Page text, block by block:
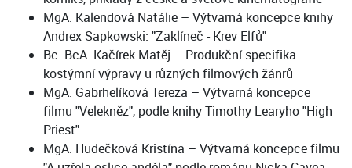
MgA. Kalendová Natálie – Výtvarná koncepce knihy
Andrex Sapkowski: "Zaklíneč - Krev Elfů"
Bc. BcA. Kačírek Matěj – Produkční specifika
kostýmní výpravy u různých filmových žánrů
MgA. Gabrhelíková Tereza – Výtvarná koncepce
filmu "Velekněz", podle knihy Timothy Learyho "High
Priest"
MgA. Hudečková Kristína – Výtvarná koncepce filmu